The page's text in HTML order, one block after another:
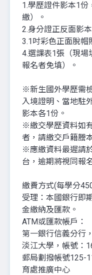
1.學歷證件影本1
繳）。
2.身分證正反面影
3.1吋彩色正面脫帽
4.選課表1張（現場
報名者免填）。
※新生國外學歷需
入境證明、當地駐
影本各1份。
※繳交學歷資料如
者，請繳交戶籍謄
※應繳資料最遲請
台，逾期將視同報
繳費方式(每學分
受理：本國銀行即
金繳納及匯款。
ATM或匯款帳戶：
第一銀行信義分行
淡江大學，帳號：
郵局劃撥帳號125-
育處推廣中心